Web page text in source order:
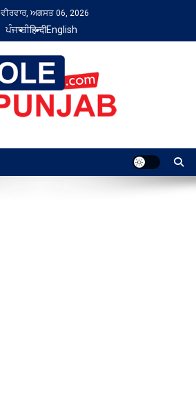
ਵੀਰਵਾਰ, ਅਗਸਤ 06, 2026
ਪੰਜਾਬੀहिन्दीEnglish